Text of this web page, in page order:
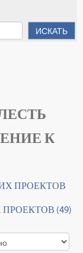
К
ПРОЕКТОВ
(49)